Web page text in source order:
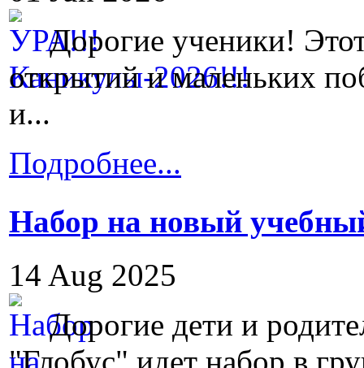
Дорогие ученики!
открытий и маленьких
и...
Подробнее...
Набор на новый
14 Aug 2025
Дорогие дети и